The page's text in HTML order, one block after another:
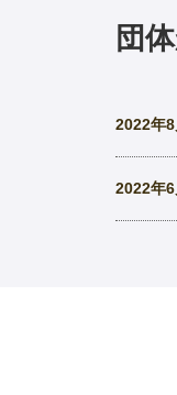
団
2022年8
2022年6